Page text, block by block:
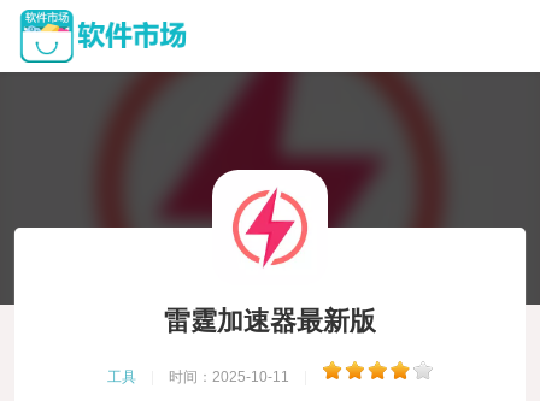
雷霆加速器最新版
工具 时间：2025-10-11